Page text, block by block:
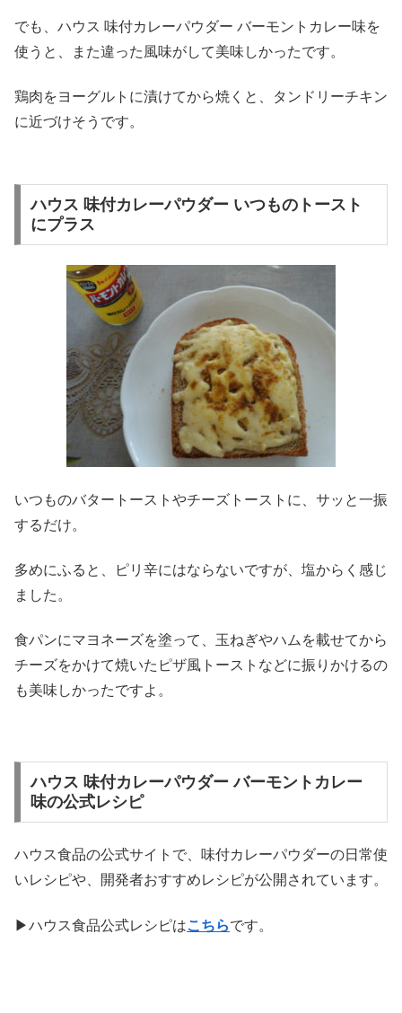
でも、ハウス 味付カレーパウダー バーモントカレー味を
使うと、また違った風味がして美味しかったです。
鶏肉をヨーグルトに漬けてから焼くと、タンドリーチキン
に近づけそうです。
ハウス 味付カレーパウダー いつものトースト
にプラス
いつものバタートーストやチーズトーストに、サッと一振
するだけ。
多めにふると、ピリ辛にはならないですが、塩からく感じ
ました。
食パンにマヨネーズを塗って、玉ねぎやハムを載せてから
チーズをかけて焼いたピザ風トーストなどに振りかけるの
も美味しかったですよ。
ハウス 味付カレーパウダー バーモントカレー
味の公式レシピ
ハウス食品の公式サイトで、味付カレーパウダーの日常使
いレシピや、開発者おすすめレシピが公開されています。
▶ハウス食品公式レシピはこちらです。